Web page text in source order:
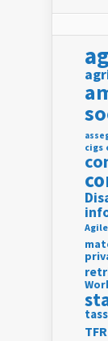
cigs
Agile
TFR